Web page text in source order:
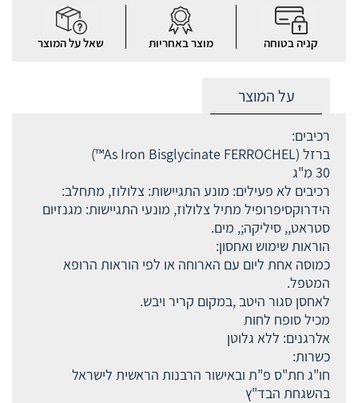
קניה בטוחה מוצר באחריות שאל על המוצר
על המוצר
רכיבים:
ברזל (As Iron Bisglycinate FERROCHEL™)‏
30 מ"ג
רכיבים לא פעילים: מונע התגיישות: צלולוז, מתחלב:
הידרוקסיפרופיל מתיל צלולוז, מונעי התגיישות: מגנזיום
סטראט,, סיליקה;, מים.
הוראות שימוש ואחסון:
כמוסה אחת ליום עם הארוחה או לפי הוראות הרופא
המטפל.
לאחסן סגור היטב ,במקום קריר ויבש.
מכיל סופח לחות
אלרגנים: ללא גלוטן
כשרות:
חו"ג חת"ס פ"ת ובאישור הרבנות הראשית לישראל
בהשגחת הבד"ץ